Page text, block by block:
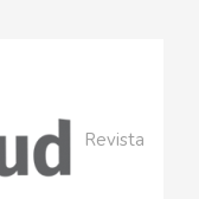
Revista